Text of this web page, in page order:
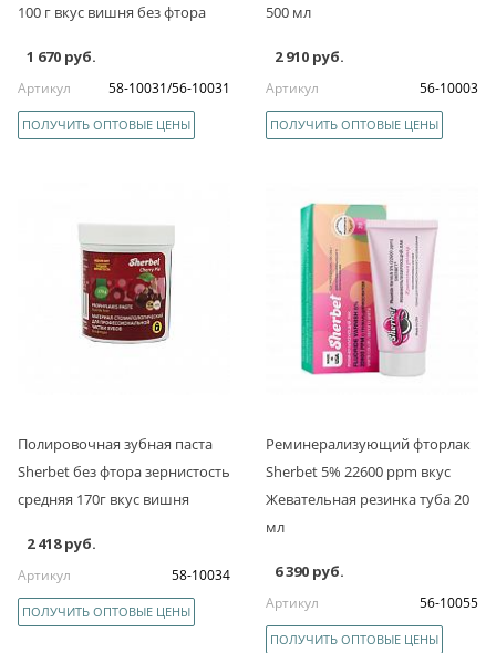
100 г вкус вишня без фтора
1 670 руб.
Артикул 58-10031/56-10031
ПОЛУЧИТЬ ОПТОВЫЕ ЦЕНЫ
500 мл
2 910 руб.
Артикул 56-10003
ПОЛУЧИТЬ ОПТОВЫЕ ЦЕНЫ
Полировочная зубная паста
Sherbet без фтора зернистость
средняя 170г вкус вишня
2 418 руб.
Артикул 58-10034
ПОЛУЧИТЬ ОПТОВЫЕ ЦЕНЫ
Реминерализующий фторлак
Sherbet 5% 22600 ppm вкус
Жевательная резинка туба 20
мл
6 390 руб.
Артикул 56-10055
ПОЛУЧИТЬ ОПТОВЫЕ ЦЕНЫ